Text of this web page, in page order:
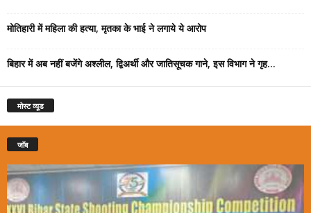
मोतिहारी में महिला की हत्या, मृतका के भाई ने लगाये ये आरोप
बिहार में अब नहीं बजेंगे अश्लील, द्विअर्थी और जातिसूचक गाने, इस विभाग ने गृह...
मोस्ट व्यूड
जॉब